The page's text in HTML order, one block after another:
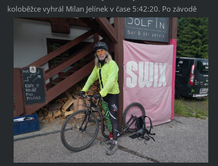
koloběžce vyhrál Milan Jelínek v čase 5:42:20. Po závodě